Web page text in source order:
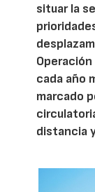
situar la
cada año
marcado
distancia